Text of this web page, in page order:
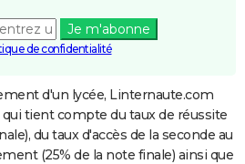
Je m'abonne
de confidentialité
d'un lycée, Linternaute.com
tient compte du taux de réussite
du taux d'accès de la seconde au
(25% de la note finale) ainsi que